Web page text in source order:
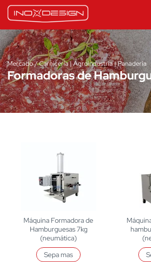
Mercado / Carnicería | Agroindustria | Panadería
Formadoras de
Máquina Formadora de
Hamburguesas 7kg
(neumática)
Sepa mas